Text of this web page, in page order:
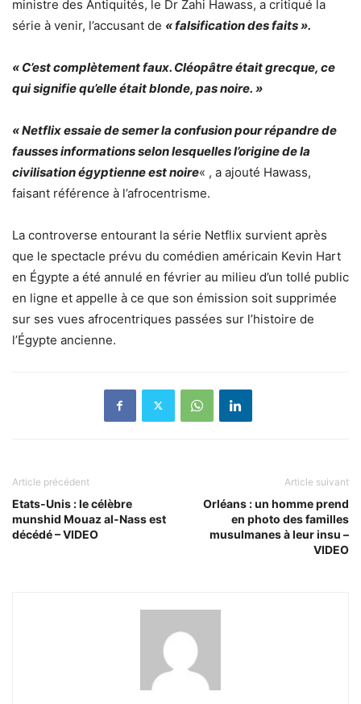
ministre des Antiquités, le Dr Zahi Hawass, a critiqué la
série à venir, l’accusant de « falsification des faits ».
« C’est complètement faux. Cléopâtre était grecque, ce
qui signifie qu’elle était blonde, pas noire. »
« Netflix essaie de semer la confusion pour répandre de
fausses informations selon lesquelles l’origine de la
civilisation égyptienne est noire« , a ajouté Hawass,
faisant référence à l’afrocentrisme.
La controverse entourant la série Netflix survient après
que le spectacle prévu du comédien américain Kevin Hart
en Égypte a été annulé en février au milieu d’un tollé public
en ligne et appelle à ce que son émission soit supprimée
sur ses vues afrocentriques passées sur l’histoire de
l’Égypte ancienne.
Article précédent
Etats-Unis : le célèbre
munshid Mouaz al-Nass est
décédé – VIDEO
Article suivant
Orléans : un homme prend
en photo des familles
musulmanes à leur insu –
VIDEO